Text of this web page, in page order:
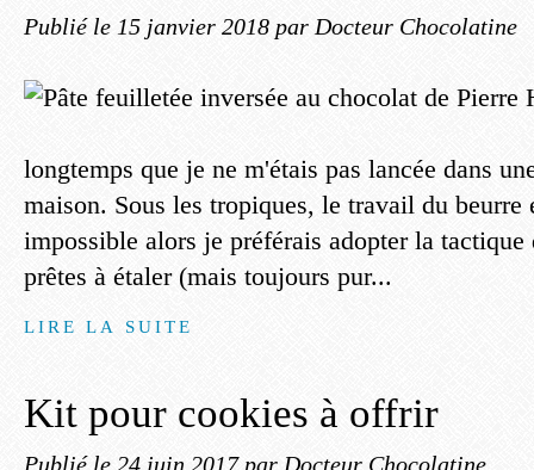
Publié le 15 janvier 2018 par Docteur Chocolatine
longtemps que je ne m'étais pas lancée dans
maison. Sous les tropiques, le travail du beurre
impossible alors je préférais adopter la tactique
prêtes à étaler (mais toujours pur...
LIRE LA SUITE
Kit pour cookies à offrir
Publié le 24 juin 2017 par Docteur Chocolatine